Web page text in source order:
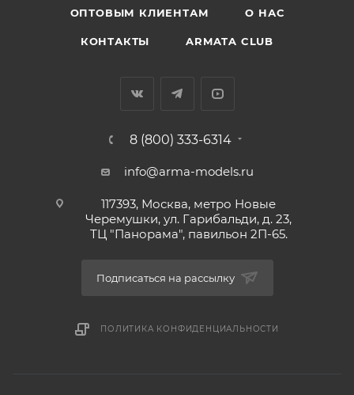
ОПТОВЫМ КЛИЕНТАМ О НАС
КОНТАКТЫ ARMATA CLUB
8 (800) 333-6314
info@arma-models.ru
117393, Москва, метро Новые
Черемушки, ул. Гарибальди, д. 23,
ТЦ "Панорама", павильон 2П-65.
Подписаться на рассылку
ПОЛИТИКА КОНФИДЕНЦИАЛЬНОСТИ